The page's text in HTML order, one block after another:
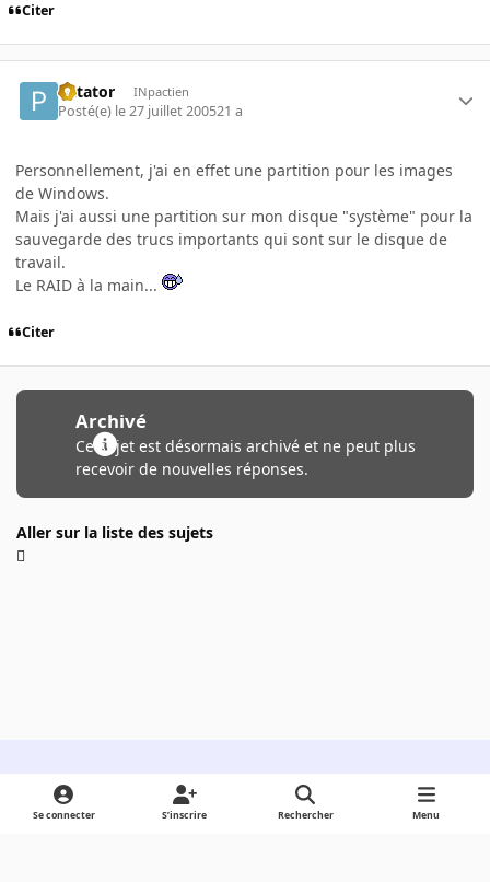
Citer
Patator INpactien
Posté(e) le 27 juillet 200521 a
Personnellement, j'ai en effet une partition pour les images
de Windows.
Mais j'ai aussi une partition sur mon disque "système" pour la
sauvegarde des trucs importants qui sont sur le disque de
travail.
Le RAID à la main...
Citer
Archivé
Ce sujet est désormais archivé et ne peut plus
recevoir de nouvelles réponses.
Aller sur la liste des sujets
Light ModeDark ModeSystem Preference
Se connecter S’inscrire Rechercher Menu